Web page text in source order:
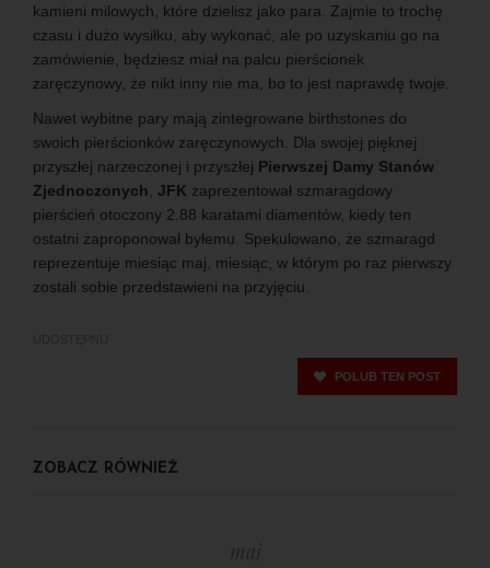
kamieni milowych, które dzielisz jako para. Zajmie to trochę
czasu i dużo wysiłku, aby wykonać, ale po uzyskaniu go na
zamówienie, będziesz miał na palcu pierścionek
zaręczynowy, że nikt inny nie ma, bo to jest naprawdę twoje.
Nawet wybitne pary mają zintegrowane birthstones do
swoich pierścionków zaręczynowych. Dla swojej pięknej
przyszłej narzeczonej i przyszłej Pierwszej Damy Stanów
Zjednoczonych
JFK zaprezentował szmaragdowy
pierścień otoczony 2.88 karatami diamentów, kiedy ten
ostatni zaproponował byłemu. Spekulowano, że szmaragd
reprezentuje miesiąc maj, miesiąc, w którym po raz pierwszy
zostali sobie przedstawieni na przyjęciu.
POLUB TEN POST
ZOBACZ RÓWNIEŻ